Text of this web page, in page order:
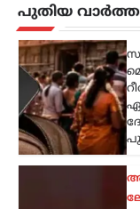
പുതിയ